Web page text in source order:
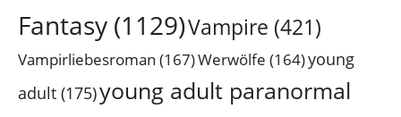
Fantasy (1129)Vampire (421)
Vampirliebesroman (167)Werwölfe (164)young
adult (175)young adult paranormal